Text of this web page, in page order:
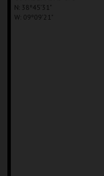
N: 38º45'31"
W: 09º09'21"